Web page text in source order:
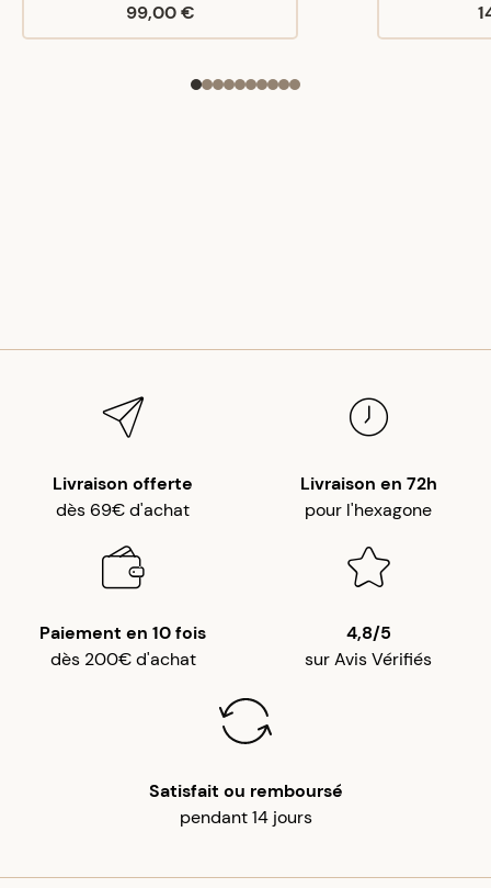
99,00 €
Livraison offerte
dès 69€ d'achat
Livraison en 72h
pour l'hexagone
Paiement en 10 fois
dès 200€ d'achat
4,8/5
sur Avis Vérifiés
Satisfait ou remboursé
pendant 14 jours